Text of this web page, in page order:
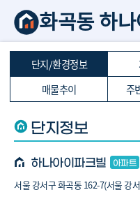
화곡동 하
단지/환경정보
매물추이
주
단지정보
하나아이파크빌
서울 강서구 화곡동 162-7(서울 강